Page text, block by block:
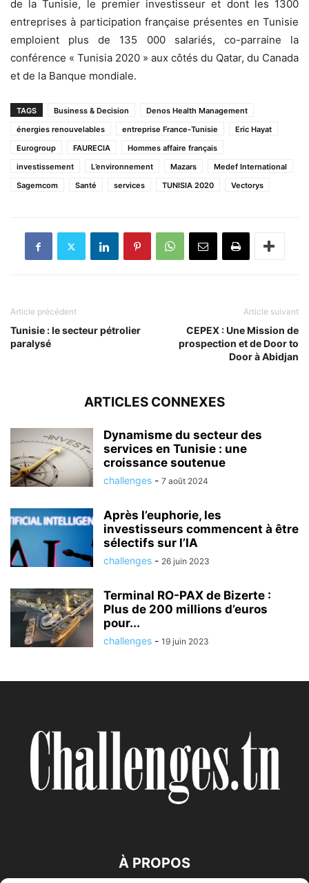
de la Tunisie, le premier investisseur et dont les 1300
entreprises à participation française présentes en Tunisie
emploient plus de 135 000 salariés, co-parraine la
conférence « Tunisia 2020 » aux côtés du Qatar, du Canada
et de la Banque mondiale.
TAGS Business & Decision
Denos Health Management
énergies renouvelables
entreprise France-Tunisie
Eric Hayat
Eurogroup
FAURECIA
Hommes affaire français
investissement
L’environnement Mazars
Medef International
Sagemcom
Santé services TUNISIA 2020 Vectorys
Article précédent
Tunisie : le secteur pétrolier
paralysé
Article suivant
CEPEX : Une Mission de
prospection et de Door to
Door à Abidjan
ARTICLES CONNEXES
Dynamisme du secteur des
services en Tunisie : une
croissance soutenue
challenges - 7 août 2024
Après l’euphorie, les
investisseurs commencent à être
sélectifs sur l’IA
challenges - 26 juin 2023
Terminal RO-PAX de Bizerte :
Plus de 200 millions d’euros
pour...
challenges - 19 juin 2023
À PROPOS